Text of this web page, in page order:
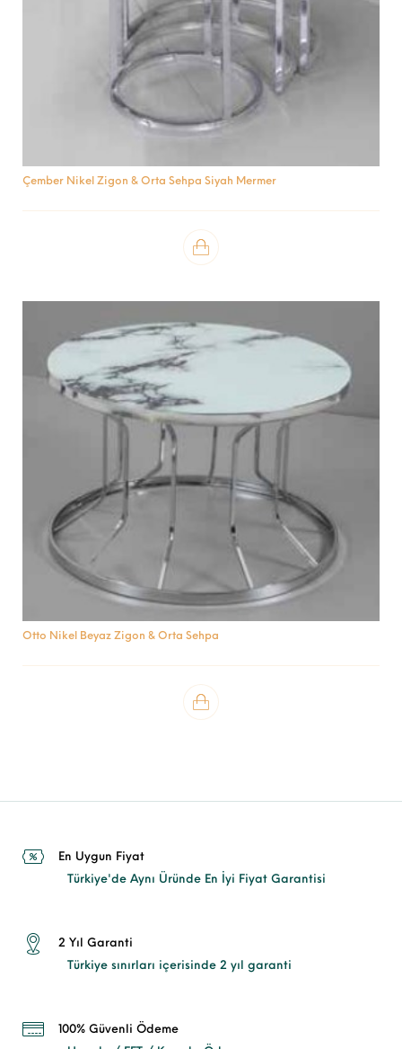
Çember Nikel Zigon & Orta Sehpa Siyah Mermer
Otto Nikel Beyaz Zigon & Orta Sehpa
En Uygun Fiyat
Türkiye'de Aynı Üründe En İyi Fiyat Garantisi
2 Yıl Garanti
Türkiye sınırları içerisinde 2 yıl garanti
100% Güvenli Ödeme